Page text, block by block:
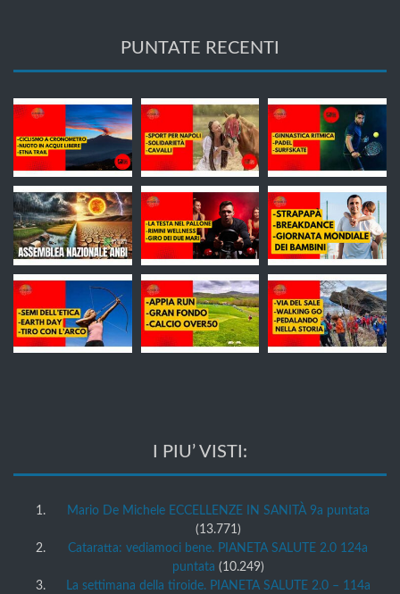
PUNTATE RECENTI
I PIU’ VISTI:
Mario De Michele ECCELLENZE IN SANITÀ 9a puntata
(13.771)
Cataratta: vediamoci bene. PIANETA SALUTE 2.0 124a
puntata (10.249)
La settimana della tiroide. PIANETA SALUTE 2.0 – 114a